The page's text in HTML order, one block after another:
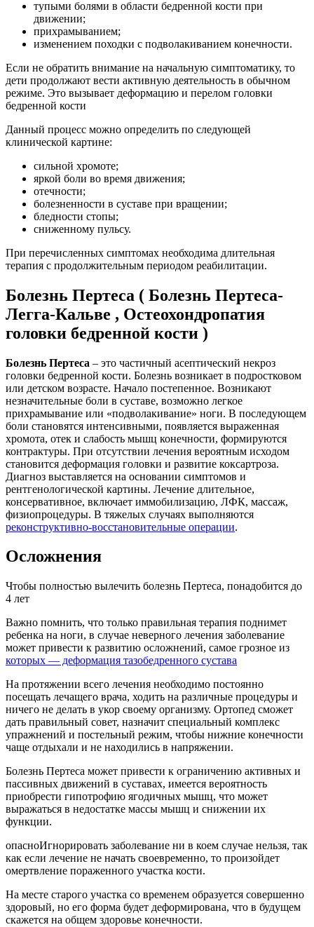
тупыми болями в области бедренной кости при
движении;
прихрамыванием;
изменением походки с подволакиванием конечности.
Если не обратить внимание на начальную симптоматику, то
дети продолжают вести активную деятельность в обычном
режиме. Это вызывает деформацию и перелом головки
бедренной кости
Данный процесс можно определить по следующей
клинической картине:
сильной хромоте;
яркой боли во время движения;
отечности;
болезненности в суставе при вращении;
бледности стопы;
сниженному пульсу.
При перечисленных симптомах необходима длительная
терапия с продолжительным периодом реабилитации.
Болезнь Пертеса ( Болезнь Пертеса-
Легга-Кальве , Остеохондропатия
головки бедренной кости )
Болезнь Пертеса – это частичный асептический некроз
головки бедренной кости. Болезнь возникает в подростковом
или детском возрасте. Начало постепенное. Возникают
незначительные боли в суставе, возможно легкое
прихрамывание или «подволакивание» ноги. В последующем
боли становятся интенсивными, появляется выраженная
хромота, отек и слабость мышц конечности, формируются
контрактуры. При отсутствии лечения вероятным исходом
становится деформация головки и развитие коксартроза.
Диагноз выставляется на основании симптомов и
рентгенологической картины. Лечение длительное,
консервативное, включает иммобилизацию, ЛФК, массаж,
физиопроцедуры. В тяжелых случаях выполняются
реконструктивно-восстановительные операции.
Осложнения
Чтобы полностью вылечить болезнь Пертеса, понадобится до
4 лет
Важно помнить, что только правильная терапия поднимет
ребенка на ноги, в случае неверного лечения заболевание
может привести к развитию осложнений, самое грозное из
которых — деформация тазобедренного сустава
На протяжении всего лечения необходимо постоянно
посещать лечащего врача, ходить на различные процедуры и
ничего не делать в укор своему организму. Ортопед сможет
дать правильный совет, назначит специальный комплекс
упражнений и постельный режим, чтобы нижние конечности
чаще отдыхали и не находились в напряжении.
Болезнь Пертеса может привести к ограничению активных и
пассивных движений в суставах, имеется вероятность
приобрести гипотрофию ягодичных мышц, что может
выражаться в недостатке массы мышц и снижении их
функции.
опасноИгнорировать заболевание ни в коем случае нельзя, так
как если лечение не начать своевременно, то произойдет
омертвление пораженного участка кости.
На месте старого участка со временем образуется совершенно
здоровый, но его форма будет деформирована, что в будущем
скажется на общем здоровье конечности.